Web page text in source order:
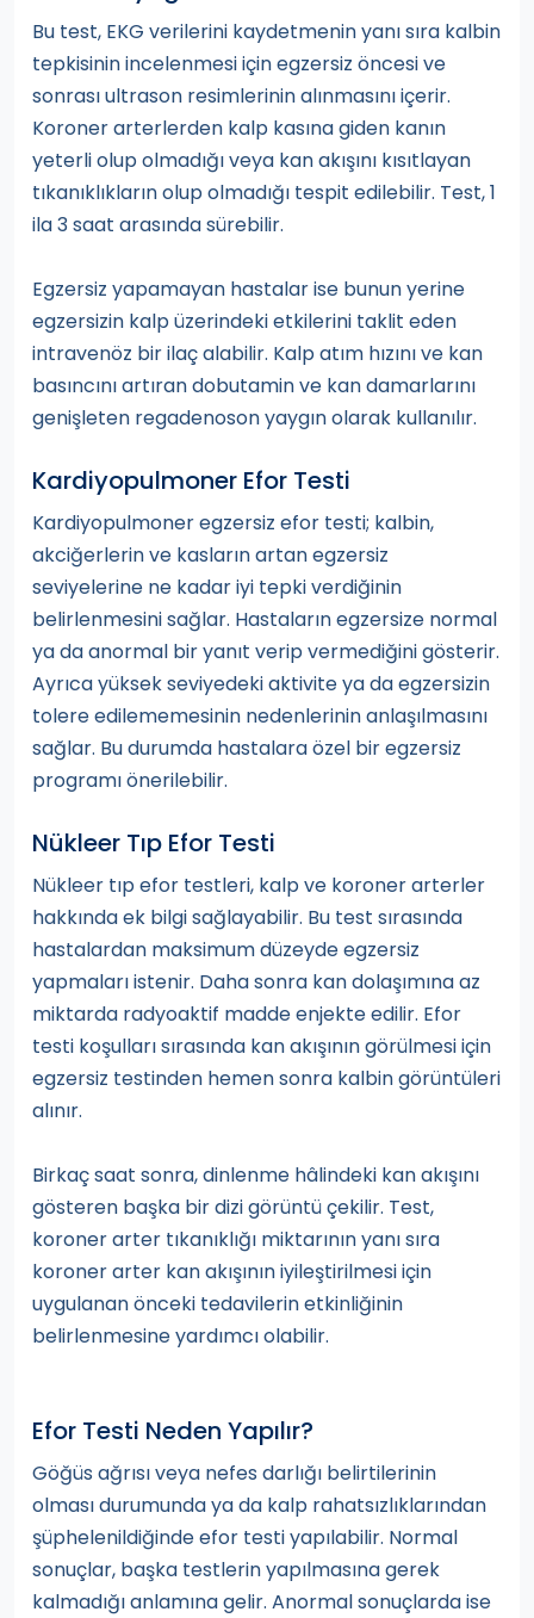
Bu test, EKG verilerini kaydetmenin yanı sıra kalbin
tepkisinin incelenmesi için egzersiz öncesi ve
sonrası ultrason resimlerinin alınmasını içerir.
Koroner arterlerden kalp kasına giden kanın
yeterli olup olmadığı veya kan akışını kısıtlayan
tıkanıklıkların olup olmadığı tespit edilebilir. Test, 1
ila 3 saat arasında sürebilir.
Egzersiz yapamayan hastalar ise bunun yerine
egzersizin kalp üzerindeki etkilerini taklit eden
intravenöz bir ilaç alabilir. Kalp atım hızını ve kan
basıncını artıran dobutamin ve kan damarlarını
genişleten regadenoson yaygın olarak kullanılır.
Kardiyopulmoner Efor Testi
Kardiyopulmoner egzersiz efor testi; kalbin,
akciğerlerin ve kasların artan egzersiz
seviyelerine ne kadar iyi tepki verdiğinin
belirlenmesini sağlar. Hastaların egzersize normal
ya da anormal bir yanıt verip vermediğini gösterir.
Ayrıca yüksek seviyedeki aktivite ya da egzersizin
tolere edilememesinin nedenlerinin anlaşılmasını
sağlar. Bu durumda hastalara özel bir egzersiz
programı önerilebilir.
Nükleer Tıp Efor Testi
Nükleer tıp efor testleri, kalp ve koroner arterler
hakkında ek bilgi sağlayabilir. Bu test sırasında
hastalardan maksimum düzeyde egzersiz
yapmaları istenir. Daha sonra kan dolaşımına az
miktarda radyoaktif madde enjekte edilir. Efor
testi koşulları sırasında kan akışının görülmesi için
egzersiz testinden hemen sonra kalbin görüntüleri
alınır.
Birkaç saat sonra, dinlenme hâlindeki kan akışını
gösteren başka bir dizi görüntü çekilir. Test,
koroner arter tıkanıklığı miktarının yanı sıra
koroner arter kan akışının iyileştirilmesi için
uygulanan önceki tedavilerin etkinliğinin
belirlenmesine yardımcı olabilir.
Efor Testi Neden Yapılır?
Göğüs ağrısı veya nefes darlığı belirtilerinin
olması durumunda ya da kalp rahatsızlıklarından
şüphelenildiğinde efor testi yapılabilir. Normal
sonuçlar, başka testlerin yapılmasına gerek
kalmadığı anlamına gelir. Anormal sonuçlarda ise